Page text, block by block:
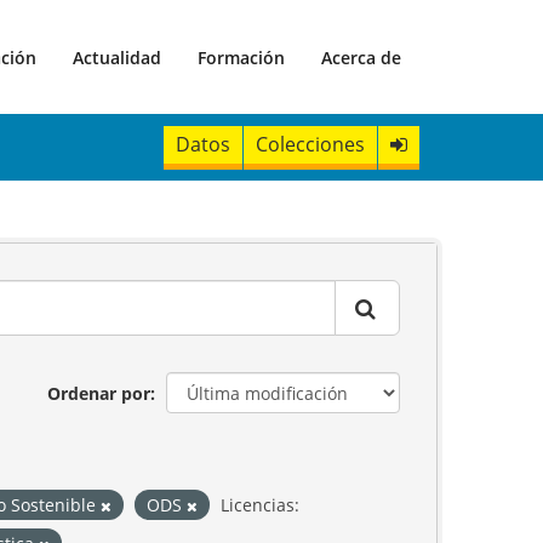
Actualidad Formación Acerca de
Datos Colecciones
Ordenar por
Sostenible ODS
Licencias: